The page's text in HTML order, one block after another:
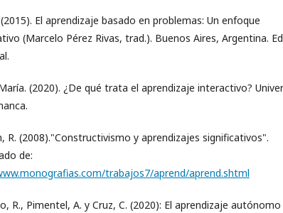
(2015). El aprendizaje basado en problemas: Un enfoque
(Marcelo Pérez Rivas, trad.). Buenos Aires, Argentina.
(2020). ¿De qué trata el aprendizaje interactivo?
R. (2008)."Constructivismo y aprendizajes significativos".
de:
trabajos7/aprend/aprend.shtml
R., Pimentel, A. y Cruz, C. (2020): El aprendizaje autónomo